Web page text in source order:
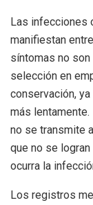
Las infecciones
manifiestan
síntomas no
selección en
conservación, ya
más
no se transmite
que no se
ocurra la
Los registros